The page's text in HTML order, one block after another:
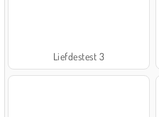
Liefdestest 3